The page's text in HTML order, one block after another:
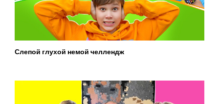
Слепой глухой немой челлендж